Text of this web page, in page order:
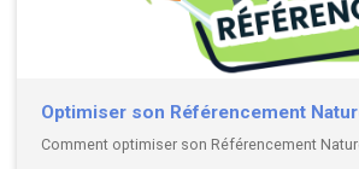
Optimiser son Référencement
Comment optimiser son Référencement